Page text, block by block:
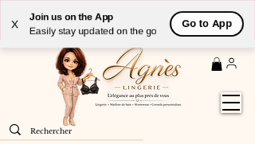
X
Join us on the App
Easily stay updated on the go
Go to App
Livraison GRATUITE(à partir de 59€) à domicile par
Colissimo en France métropolitaine